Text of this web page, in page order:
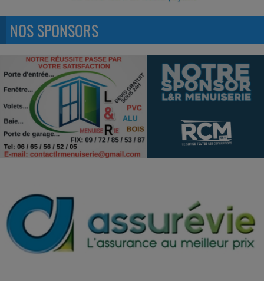
NOS SPONSORS